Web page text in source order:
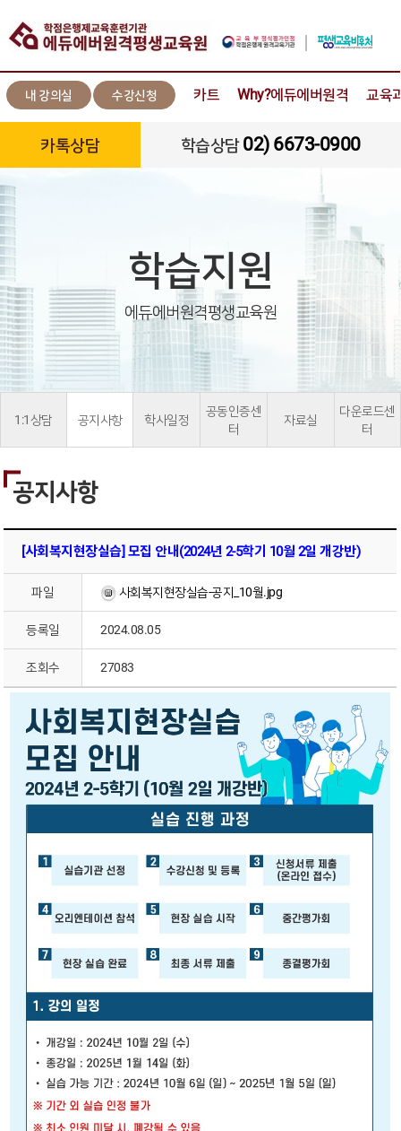
내 강의실 수강신청 카트 Why?에듀에버원격 교육
카톡상담 학습상담02) 6673-0900
학습지원
에듀에버원격평생교육원
1:1상담 공지사항 학사일정
공동인증센
터
자료실
다운로드센
터
공지사항
[사회복지현장실습] 모집 안내(2024년 2-5학기 10월 2일 개강반)
파일 사회복지현장실습-공지_10월.jpg
등록일 2024.08.05
조회수 27083